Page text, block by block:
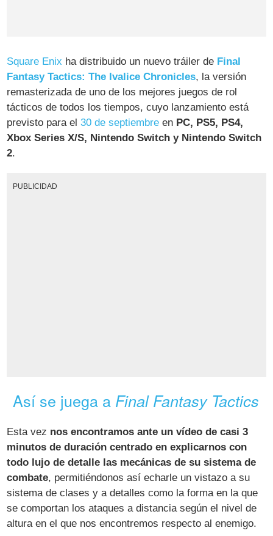
Square Enix ha distribuido un nuevo tráiler de Final
Fantasy Tactics: The Ivalice Chronicles, la versión
remasterizada de uno de los mejores juegos de rol
tácticos de todos los tiempos, cuyo lanzamiento está
previsto para el30 de septiembre en PC, PS5, PS4,
Xbox Series X/S, Nintendo Switch y Nintendo Switch
2.
PUBLICIDAD
Así se juega a Final Fantasy Tactics
Esta vez nos encontramos ante un vídeo de casi 3
minutos de duración centrado en explicarnos con
todo lujo de detalle las mecánicas de su sistema de
combate, permitiéndonos así echarle un vistazo a su
sistema de clases y a detalles como la forma en la que
se comportan los ataques a distancia según el nivel de
altura en el que nos encontremos respecto al enemigo.